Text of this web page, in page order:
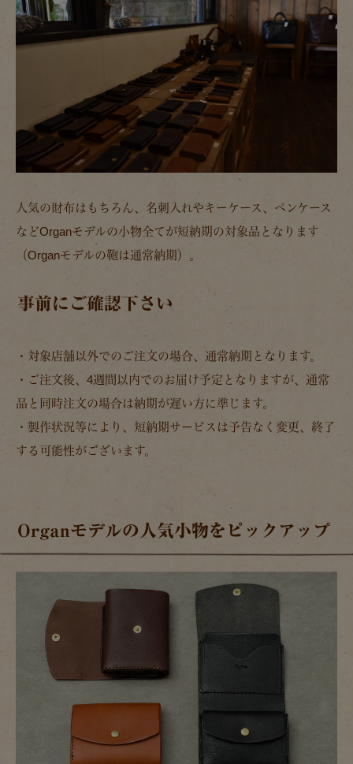
人気の財布はもちろん、名刺入れやキーケース、ペンケース
などOrganモデルの小物全てが短納期の対象品となります
（Organモデルの鞄は通常納期）。
事前にご確認下さい
・対象店舗以外でのご注文の場合、通常納期となります。
・ご注文後、4週間以内でのお届け予定となりますが、通常
品と同時注文の場合は納期が遅い方に準じます。
・製作状況等により、短納期サービスは予告なく変更、終了
する可能性がございます。
Organモデルの人気小物をピックアップ